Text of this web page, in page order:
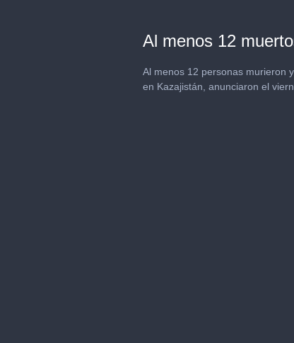
Al menos 12
Al menos 12 personas murieron
en Kazajistán, anunciaron el